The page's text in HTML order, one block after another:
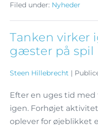
Filed under: Nyheder
Tanken virker
gæster på spil
Steen Hillebrecht |
Efter en uges tid
igen. Forhøjet
oplever for øjeblikket